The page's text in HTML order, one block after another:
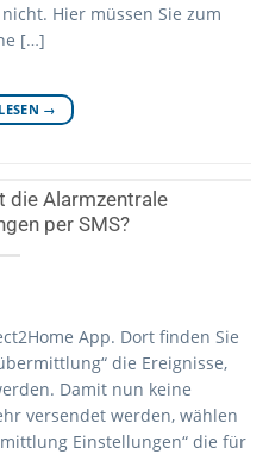
Hier müssen Sie zum
[…]
→
die Alarmzentrale
per SMS?
App. Dort finden Sie
die Ereignisse,
Damit nun keine
versendet werden, wählen
Einstellungen“ die für